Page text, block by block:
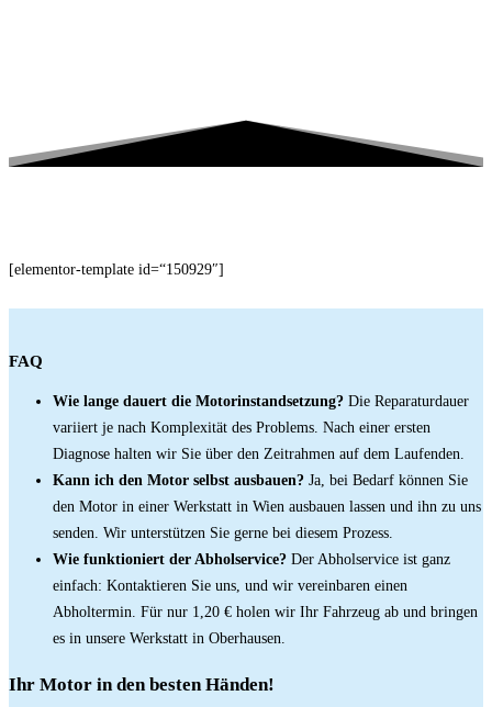
[elementor-template id=“150929″]
FAQ
Wie lange dauert die Motorinstandsetzung? Die Reparaturdauer
variiert je nach Komplexität des Problems. Nach einer ersten
Diagnose halten wir Sie über den Zeitrahmen auf dem Laufenden.
Kann ich den Motor selbst ausbauen? Ja, bei Bedarf können Sie
den Motor in einer Werkstatt in Wien ausbauen lassen und ihn zu uns
senden. Wir unterstützen Sie gerne bei diesem Prozess.
Wie funktioniert der Abholservice? Der Abholservice ist ganz
einfach: Kontaktieren Sie uns, und wir vereinbaren einen
Abholtermin. Für nur 1,20 € holen wir Ihr Fahrzeug ab und bringen
es in unsere Werkstatt in Oberhausen.
Ihr Motor in den besten Händen!